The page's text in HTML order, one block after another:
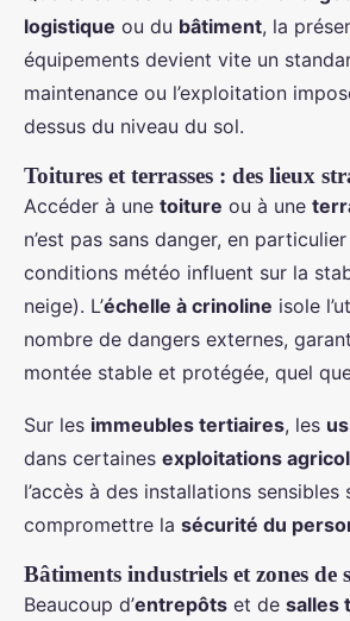
logistique ou du bâtiment, la
équipements devient vite un
maintenance ou l’exploitation
dessus du niveau du sol.
Toitures et terrasses : des lieux
Accéder à une toiture ou à une
n’est pas sans danger, en
conditions météo influent sur la
neige). L’échelle à crinoline isole
nombre de dangers externes,
montée stable et protégée, quel
Sur les immeubles tertiaires, les
dans certaines exploitations
l’accès à des installations sensibles
compromettre la sécurité du
Bâtiments industriels et zones de
Beaucoup d’entrepôts et de salles